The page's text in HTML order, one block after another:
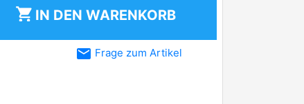
shopping_cart IN DEN WARENKORB
email Frage zum Artikel